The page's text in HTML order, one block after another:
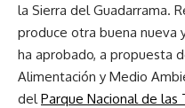
la Sierra del Guadarrama.
produce otra buena nueva
ha aprobado, a propuesta
Alimentación y Medio
delParque Nacional de las